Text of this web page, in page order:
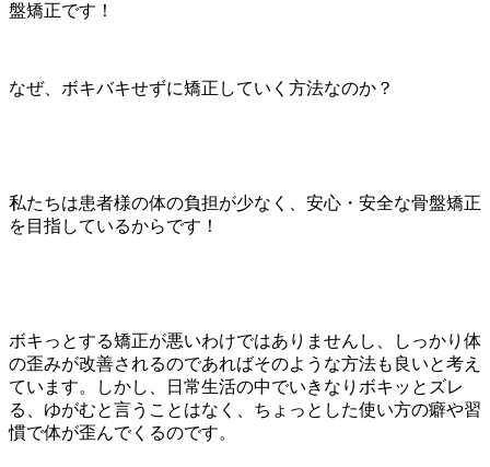
盤矯正です！
なぜ、ボキバキせずに矯正していく方法なのか？
私たちは患者様の体の負担が少なく、安心・安全な骨盤矯正
を目指しているからです！
ボキっとする矯正が悪いわけではありませんし、しっかり体
の歪みが改善されるのであればそのような方法も良いと考え
ています。しかし、日常生活の中でいきなりボキッとズレ
る、ゆがむと言うことはなく、ちょっとした使い方の癖や習
慣で体が歪んでくるのです。